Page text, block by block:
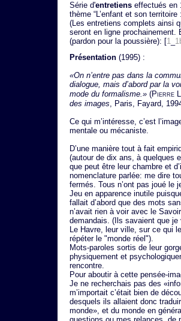
Série d'entretiens effectués en
thème “L’enfant et son
(Les entretiens complets ainsi
seront en ligne
(pardon pour la poussière): [1
Présentation (1995) :
«On n’entre pas dans la
dialogue, mais d’abord par la
mode du formalisme.» (Pierre
des images, Paris, Fayard,
Ce qui m’intéresse, c’est
mentale ou mécaniste.
D’une manière tout à fait
(autour de dix ans, à quelques
que peut être leur chambre et
nomenclature parlée: me dire
fermés. Tous n’ont pas joué le
Jeu en apparence inutile
fallait d’abord que des mots
n’avait rien à voir avec le
demandais. (Ils savaient que
Le Havre, leur ville, sur ce qui
répéter le "monde réel").
Mots-paroles sortis de leur
physiquement et
rencontre.
Pour aboutir à cette pensée-
Je ne recherchais pas des
m’importait c’était bien de
desquels ils allaient donc
monde», et du monde en